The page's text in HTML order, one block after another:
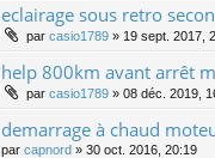
eclairage sous retro
par casio1789 » 19 sept. 2017,
help 800km avant arrêt
par casio1789 » 08 déc. 2019,
demarrage à chaud
par capnord » 30 oct. 2016, 20:19